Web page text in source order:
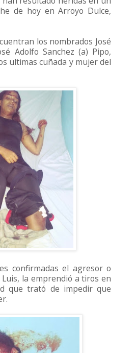
de hoy en Arroyo Dulce,
los nombrados José
Adolfo Sanchez (a) Pipo,
ultimas cuñada y mujer del
confirmadas el agresor o
la emprendió a tiros en
que trató de impedir que